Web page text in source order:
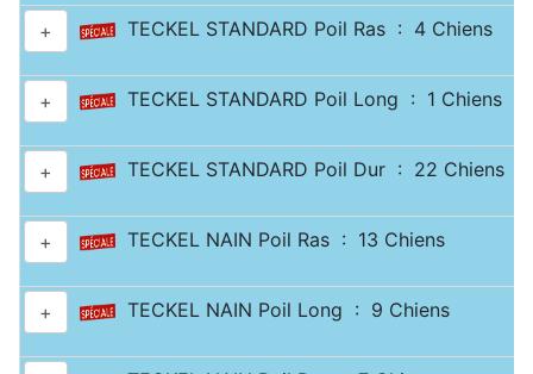
+ TECKEL STANDARD Poil Ras : 4 Chiens
+ TECKEL STANDARD Poil Long : 1 Chiens
+ TECKEL STANDARD Poil Dur : 22 Chiens
+ TECKEL NAIN Poil Ras : 13 Chiens
+ TECKEL NAIN Poil Long : 9 Chiens